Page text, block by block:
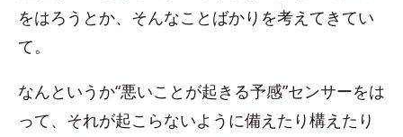
をはろうとか、そんなことばかりを考えてきてい
て。
なんというか“悪いことが起きる予感”センサーをは
って、それが起こらないように備えたり構えたり